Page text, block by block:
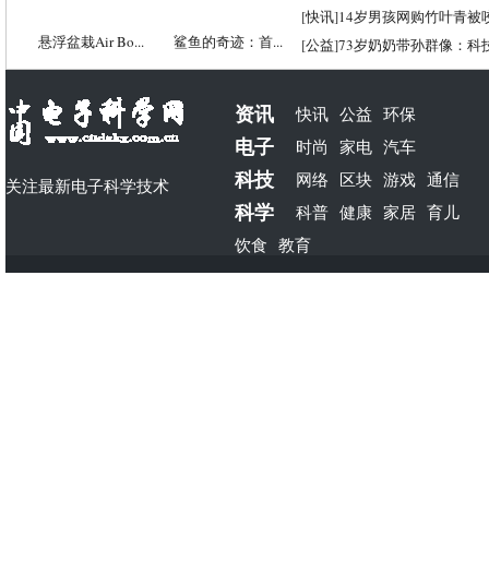
悬浮盆栽Air Bo... 鲨鱼的奇迹：首...
[快讯]14岁男孩网购竹叶青被
[公益]73岁奶奶带孙群像：科
关注最新电子科学技术
资讯 快讯 公益 环保
电子 时尚 家电 汽车
科技 网络 区块 游戏 通信
科学 科普 健康 家居 育儿
饮食 教育